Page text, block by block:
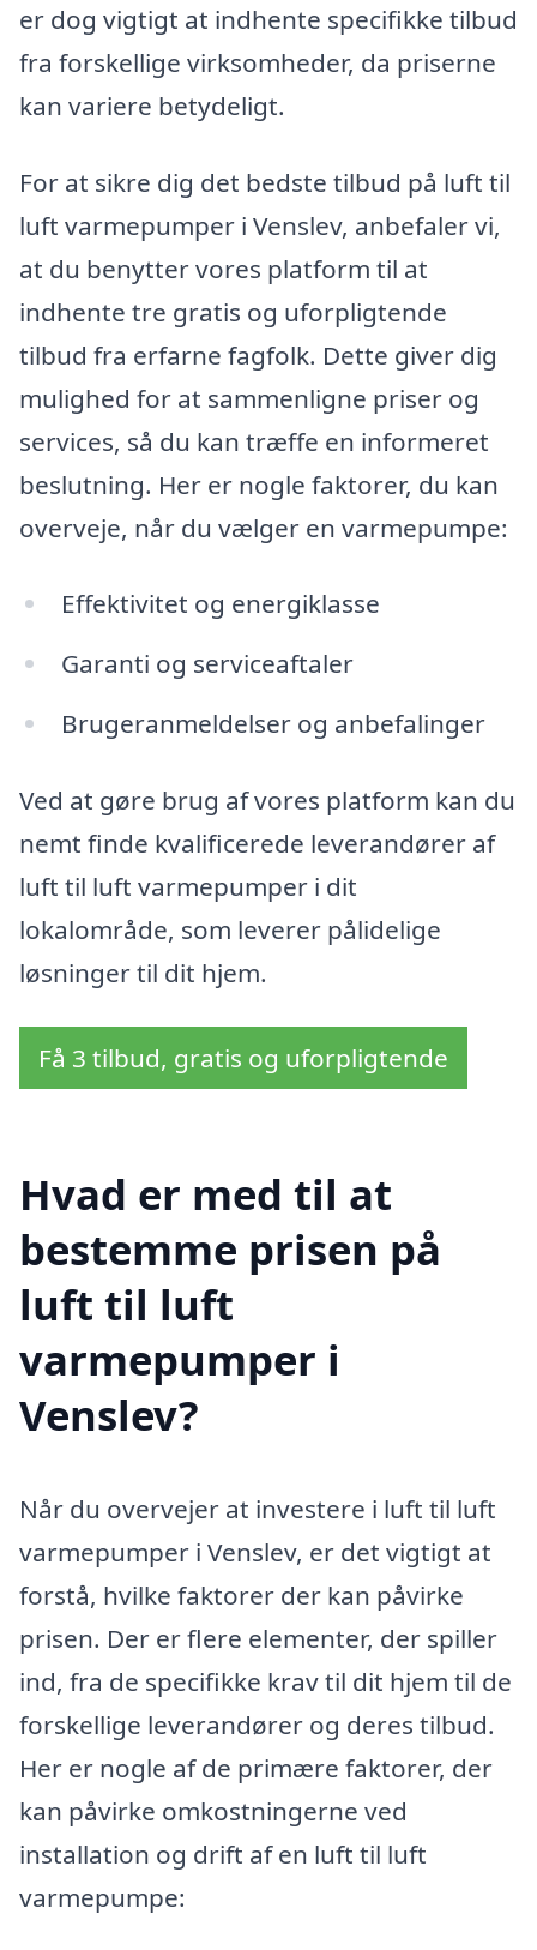
er dog vigtigt at indhente specifikke tilbud
fra forskellige virksomheder, da priserne
kan variere betydeligt.
For at sikre dig det bedste tilbud på luft til
luft varmepumper i Venslev, anbefaler vi,
at du benytter vores platform til at
indhente tre gratis og uforpligtende
tilbud fra erfarne fagfolk. Dette giver dig
mulighed for at sammenligne priser og
services, så du kan træffe en informeret
beslutning. Her er nogle faktorer, du kan
overveje, når du vælger en varmepumpe:
Effektivitet og energiklasse
Garanti og serviceaftaler
Brugeranmeldelser og anbefalinger
Ved at gøre brug af vores platform kan du
nemt finde kvalificerede leverandører af
luft til luft varmepumper i dit
lokalområde, som leverer pålidelige
løsninger til dit hjem.
Få 3 tilbud, gratis og uforpligtende
Hvad er med til at
bestemme prisen på
luft til luft
varmepumper i
Venslev?
Når du overvejer at investere i luft til luft
varmepumper i Venslev, er det vigtigt at
forstå, hvilke faktorer der kan påvirke
prisen. Der er flere elementer, der spiller
ind, fra de specifikke krav til dit hjem til de
forskellige leverandører og deres tilbud.
Her er nogle af de primære faktorer, der
kan påvirke omkostningerne ved
installation og drift af en luft til luft
varmepumpe: